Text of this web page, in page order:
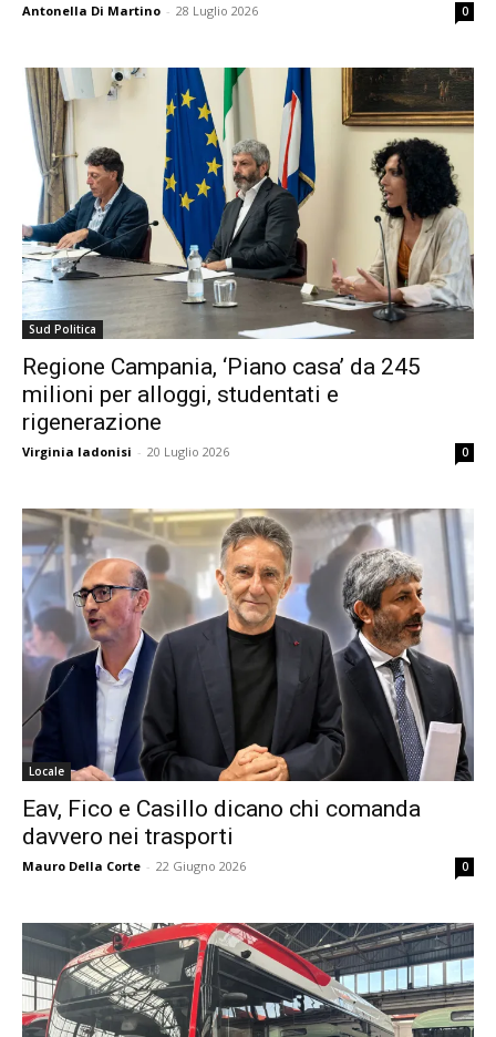
Antonella Di Martino - 28 Luglio 2026 0
Sud Politica
Regione Campania, ‘Piano casa’ da 245
milioni per alloggi, studentati e
rigenerazione
Virginia Iadonisi - 20 Luglio 2026 0
Locale
Eav, Fico e Casillo dicano chi comanda
davvero nei trasporti
Mauro Della Corte - 22 Giugno 2026 0